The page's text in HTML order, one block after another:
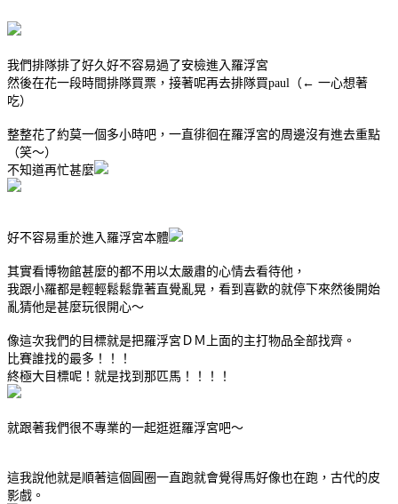
我們排隊排了好久好不容易過了安檢進入羅浮宮
然後在花一段時間排隊買票，接著呢再去排隊買paul（← 一心想著
吃）
整整花了約莫一個多小時吧，一直徘徊在羅浮宮的周邊沒有進去重點
（笑～）
不知道再忙甚麼
好不容易重於進入羅浮宮本體
其實看博物館甚麼的都不用以太嚴肅的心情去看待他，
我跟小羅都是輕輕鬆鬆靠著直覺亂晃，看到喜歡的就停下來然後開始
亂猜他是甚麼玩很開心～
像這次我們的目標就是把羅浮宮ＤＭ上面的主打物品全部找齊。
比賽誰找的最多！！！
終極大目標呢！就是找到那匹馬！！！！
就跟著我們很不專業的一起逛逛羅浮宮吧～
這我說他就是順著這個圓圈一直跑就會覺得馬好像也在跑，古代的皮
影戲。